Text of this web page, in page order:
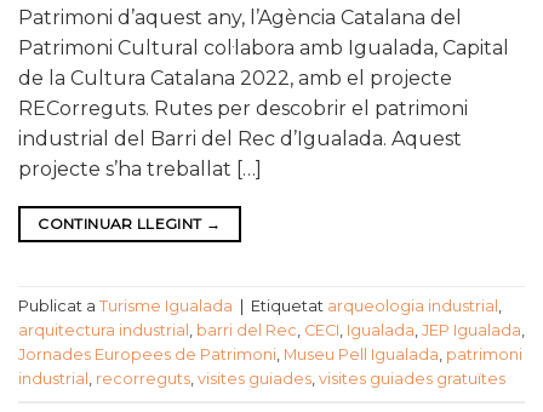
Patrimoni d’aquest any, l’Agència Catalana del
Patrimoni Cultural col·labora amb Igualada, Capital
de la Cultura Catalana 2022, amb el projecte
RECorreguts. Rutes per descobrir el patrimoni
industrial del Barri del Rec d’Igualada. Aquest
projecte s’ha treballat […]
CONTINUAR LLEGINT →
Publicat a Turisme Igualada Etiquetat arqueologia industrial ,
arquitectura industrial , barri del Rec, CECI, Igualada, JEP Igualada,
Jornades Europees de Patrimoni, Museu Pell Igualada, patrimoni
industrial , recorreguts, visites guiades, visites guiades gratuïtes